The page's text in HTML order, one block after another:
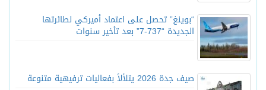
“بوينغ” تحصل على اعتماد أميركي لطائرتها
الجديدة “737-7” بعد تأخير سنوات
صيف جدة 2026 يتلألأ بفعاليات ترفيهية متنوعة